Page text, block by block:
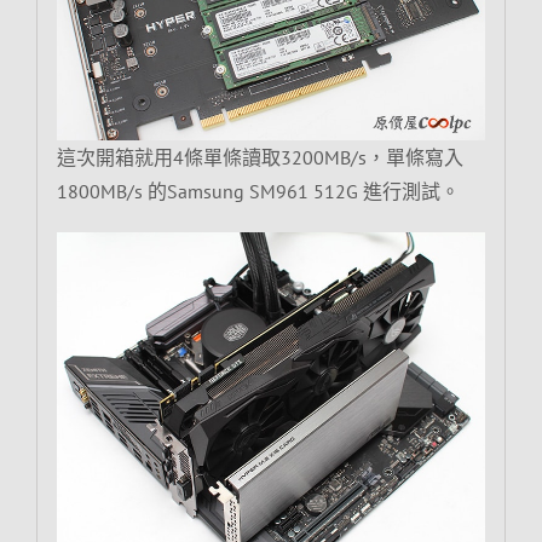
這次開箱就用4條單條讀取3200MB/s，單條寫入
1800MB/s 的Samsung SM961 512G 進行測試。